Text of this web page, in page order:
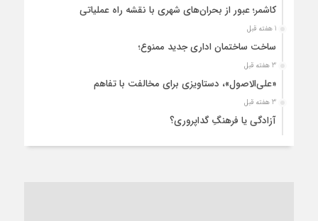
کاشمر؛ عبور از بحران‌های شهری با نقشه راه عملیاتی
1 هفته قبل
ساخت ساختمان اداری جدید ممنوع؛
3 هفته قبل
«علی‌الاصول»، دستاویزی برای مخالفت با تفاهم
3 هفته قبل
آزادگی یا فرهنگِ گداپروری؟